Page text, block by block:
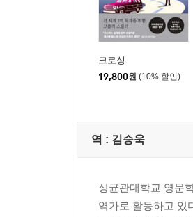
45 진상 조사
46 혼란
47 한 조각의 의심
48 뒤늦은 추리
49 일촉즉발
52 영원한 망령
크로싱
19,800원 (10% 할인)
역 : 김승욱
성균관대학교 영문
역가로 활동하고 있